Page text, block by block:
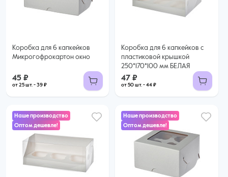
Коробка для 6 капкейков
Микрогофрокартон окно
45 ₽
от 25 шт. - 39 ₽
39 ₽ за шт. при заказе от 25 шт.
Купить оптом
Коробка для 6 капкейков с
пластиковой крышкой
250*170*100 мм БЕЛАЯ
47 ₽
от 50 шт. - 44 ₽
47 ₽
44 ₽ за шт. при заказе от 50 шт.
Наше производство
Оптом дешевле!
43 ₽
39 ₽ за шт. при заказе от 50 шт.
Наше производство
Оптом дешевле!
40 ₽
35 ₽ за шт. при заказе от 25 шт.
Купить оптом